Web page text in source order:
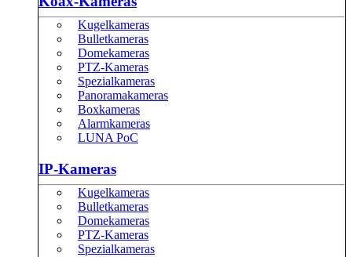
Kugelkameras
Bulletkameras
Domekameras
PTZ-Kameras
Spezialkameras
Panoramakameras
Boxkameras
Alarmkameras
LUNA PoC
IP-Kameras
Kugelkameras
Bulletkameras
Domekameras
PTZ-Kameras
Spezialkameras